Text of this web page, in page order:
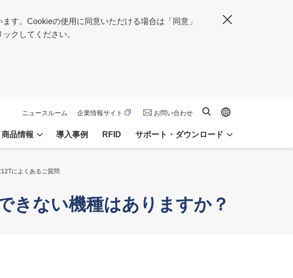
す。Cookieの使用に同意いただける場合は「同意」
クしてください。
商品情報 導入事例 RFID サポート・ダウンロード
ニュースルーム 企業情報サイト お問い合わせ サイト内検索
によくあるご質問
きない機種はありますか？